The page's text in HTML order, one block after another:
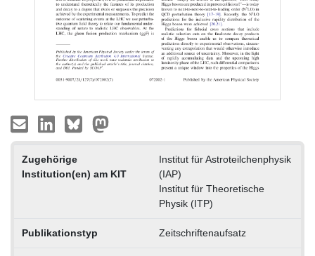
Zugehörige
Institution(en) am KIT
Institut für Astroteilchenphysik
(IAP)
Institut für Theoretische
Physik (ITP)
Publikationstyp Zeitschriftenaufsatz